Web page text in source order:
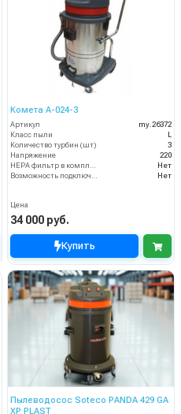
Комета А-024-3
Артикул
my.26372
Класс пыли
L
Количество турбин (шт)
3
Напряжение
220
HEPA фильтр в комплекте
Нет
Возможность подключения электрощетки
Нет
Цена
34 000 руб.
Купить
Пылеводосос Soteco PANDA 429 GA
XP PLAST